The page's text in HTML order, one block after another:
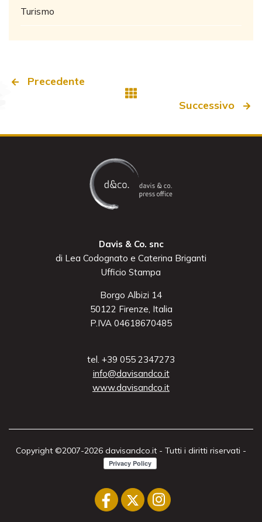
Turismo
Precedente
Successivo
Davis & Co. snc
di Lea Codognato e Caterina Briganti
Ufficio Stampa
Borgo Albizi 14
50122 Firenze, Italia
P.IVA 04618670485
tel. +39 055 2347273
info@davisandco.it
www.davisandco.it
Copyright ©2007-2026 davisandco.it - Tutti i diritti riservati -